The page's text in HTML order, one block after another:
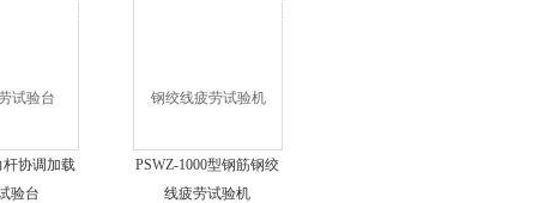
协调加载
验台
PSWZ-1000型钢筋钢绞
线疲劳试验机